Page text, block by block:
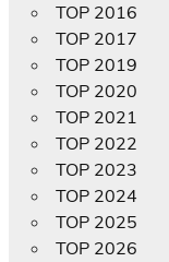
TOP 2016
TOP 2017
TOP 2019
TOP 2020
TOP 2021
TOP 2022
TOP 2023
TOP 2024
TOP 2025
TOP 2026